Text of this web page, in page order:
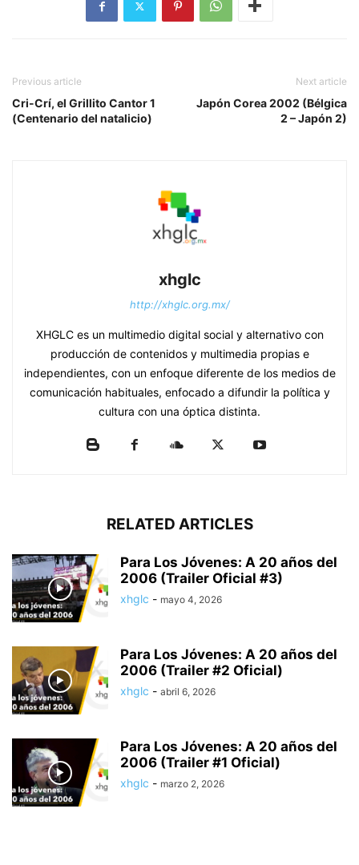
Previous article
Cri-Crí, el Grillito Cantor 1
(Centenario del natalicio)
Next article
Japón Corea 2002 (Bélgica
2 – Japón 2)
xhglc
http://xhglc.org.mx/
XHGLC es un multimedio digital social y alternativo con
producción de contenidos y multimedia propias e
independientes, con un enfoque diferente de los medios de
comunicación habituales, enfocado a difundir la política y
cultura con una óptica distinta.
RELATED ARTICLES
Para Los Jóvenes: A 20 años del
2006 (Trailer Oficial #3)
xhglc - mayo 4, 2026
Para Los Jóvenes: A 20 años del
2006 (Trailer #2 Oficial)
xhglc - abril 6, 2026
Para Los Jóvenes: A 20 años del
2006 (Trailer #1 Oficial)
xhglc - marzo 2, 2026